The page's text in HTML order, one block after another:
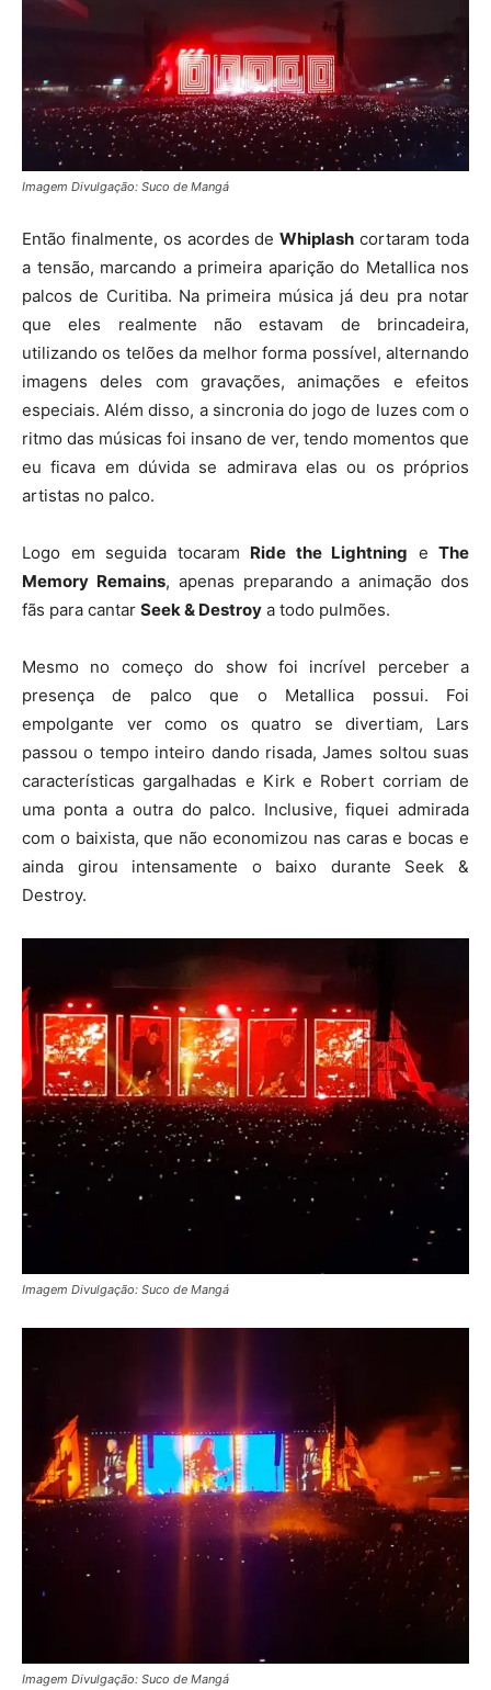
Imagem Divulgação: Suco de Mangá
Então finalmente, os acordes deWhiplash cortaram toda
a tensão, marcando a primeira aparição do Metallica nos
palcos de Curitiba. Na primeira música já deu pra notar
que eles realmente não estavam de brincadeira,
utilizando os telões da melhor forma possível, alternando
imagens deles com gravações, animações e efeitos
especiais. Além disso, a sincronia do jogo de luzes com o
ritmo das músicas foi insano de ver, tendo momentos que
eu ficava em dúvida se admirava elas ou os próprios
artistas no palco.
Logo em seguida tocaram Ride the Lightning e The
Memory Remains, apenas preparando a animação dos
fãs para cantar Seek & Destroy a todo pulmões.
Mesmo no começo do show foi incrível perceber a
presença de palco que o Metallica possui. Foi
empolgante ver como os quatro se divertiam, Lars
passou o tempo inteiro dando risada, James soltou suas
características gargalhadas e Kirk e Robert corriam de
uma ponta a outra do palco. Inclusive, fiquei admirada
com o baixista, que não economizou nas caras e bocas e
ainda girou intensamente o baixo durante Seek &
Destroy.
Imagem Divulgação: Suco de Mangá
Imagem Divulgação: Suco de Mangá